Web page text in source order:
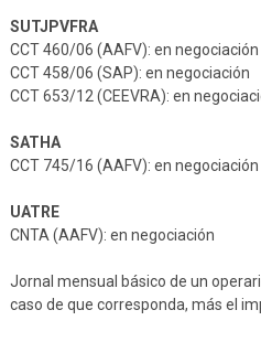
SUTJPVFRA
CCT 460/06 (AAFV): en negociación
CCT 458/06 (SAP): en negociación
CCT 653/12 (CEEVRA): en
SATHA
CCT 745/16 (AAFV): en negociación
UATRE
CNTA (AAFV): en negociación
Jornal mensual básico de un
caso de que corresponda, más el